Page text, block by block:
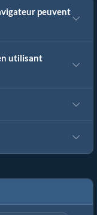
peuvent
utilisant